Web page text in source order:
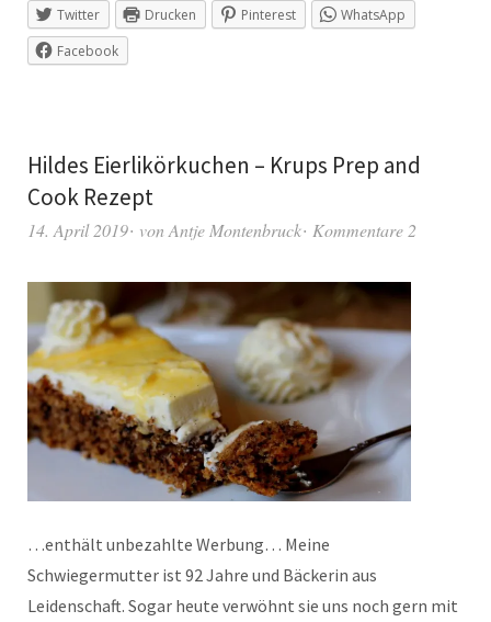
Twitter Drucken Pinterest
WhatsApp
Facebook
Hildes Eierlikörkuchen – Krups Prep and
Cook Rezept
14. April 2019 vonAntje Montenbruck Kommentare 2
…enthält unbezahlte Werbung… Meine
Schwiegermutter ist 92 Jahre und Bäckerin aus
Leidenschaft. Sogar heute verwöhnt sie uns noch gern mit